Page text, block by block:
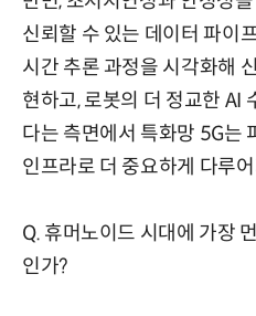
신뢰할 수 있는 데이터 파이
시간 추론 과정을 시각화해
현하고, 로봇의 더 정교한 AI
다는 측면에서 특화망 5G는
인프라로 더 중요하게 다루
Q. 휴머노이드 시대에 가장
인가?